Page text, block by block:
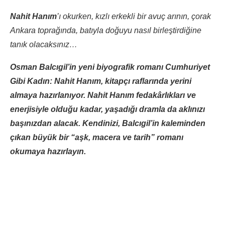
Nahit Hanım’ı okurken, kızlı erkekli bir avuç arının, çorak
Ankara toprağında, batıyla doğuyu nasıl birleştirdiğine
tanık olacaksınız…
Osman Balcıgil’in yeni biyografik romanı Cumhuriyet
Gibi Kadın: Nahit Hanım, kitapçı raflarında yerini
almaya hazırlanıyor. Nahit Hanım fedakârlıkları ve
enerjisiyle olduğu kadar, yaşadığı dramla da aklınızı
başınızdan alacak. Kendinizi, Balcıgil’in kaleminden
çıkan büyük bir “aşk, macera ve tarih” romanı
okumaya hazırlayın.